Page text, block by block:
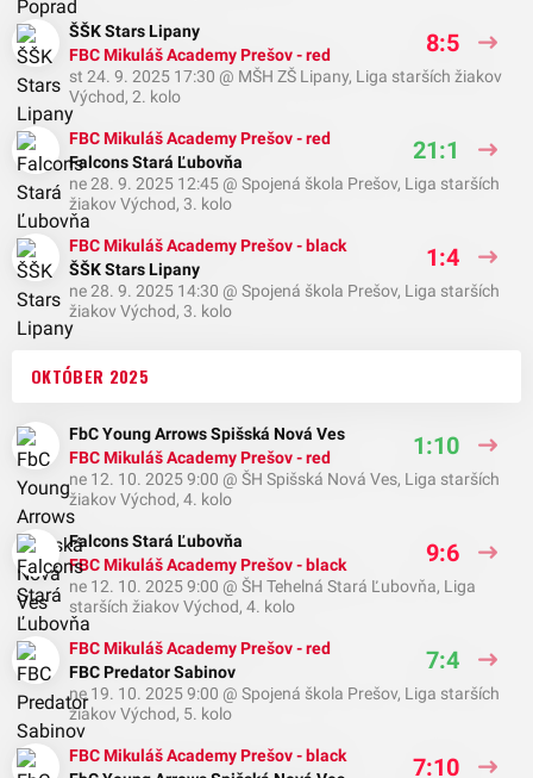
ŠŠK Stars Lipany
FBC Mikuláš Academy Prešov - red
8:5
st 24. 9. 2025 17:30 @ MŠH ZŠ Lipany, Liga starších žiakov
Východ, 2. kolo
FBC Mikuláš Academy Prešov - red
Falcons Stará Ľubovňa
21:1
ne 28. 9. 2025 12:45 @ Spojená škola Prešov, Liga starších
žiakov Východ, 3. kolo
FBC Mikuláš Academy Prešov - black
ŠŠK Stars Lipany
1:4
ne 28. 9. 2025 14:30 @ Spojená škola Prešov, Liga starších
žiakov Východ, 3. kolo
OKTÓBER 2025
FbC Young Arrows Spišská Nová Ves
FBC Mikuláš Academy Prešov - red
1:10
ne 12. 10. 2025 9:00 @ ŠH Spišská Nová Ves, Liga starších
žiakov Východ, 4. kolo
Falcons Stará Ľubovňa
FBC Mikuláš Academy Prešov - black
9:6
ne 12. 10. 2025 9:00 @ ŠH Tehelná Stará Ľubovňa, Liga
starších žiakov Východ, 4. kolo
FBC Mikuláš Academy Prešov - red
FBC Predator Sabinov
7:4
ne 19. 10. 2025 9:00 @ Spojená škola Prešov, Liga starších
žiakov Východ, 5. kolo
FBC Mikuláš Academy Prešov - black
7:10